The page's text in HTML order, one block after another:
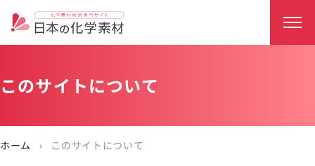
このサイトについて
ホーム chevron_right このサイトについて